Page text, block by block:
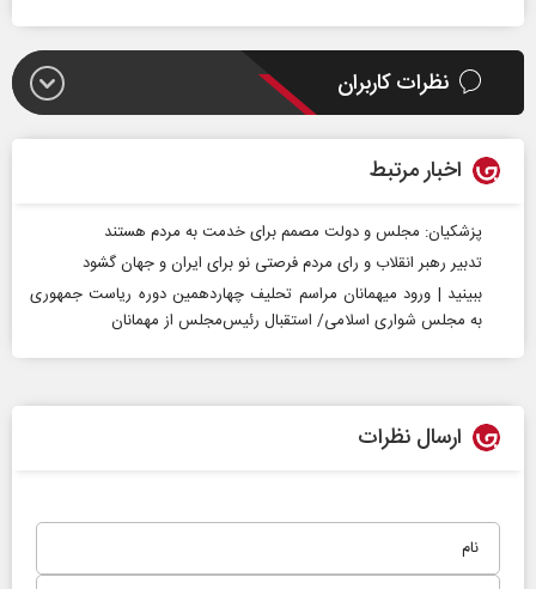
نظرات کاربران
اخبار مرتبط
پزشکیان: مجلس و دولت مصمم برای خدمت به مردم هستند
تدبیر رهبر انقلاب و رای مردم فرصتی نو برای ایران و جهان گشود
ببینید | ورود میهمانان مراسم تحلیف چهاردهمین دوره ریاست جمهوری
به مجلس شواری اسلامی/ استقبال رئیس‌مجلس از مهمانان
ارسال نظرات